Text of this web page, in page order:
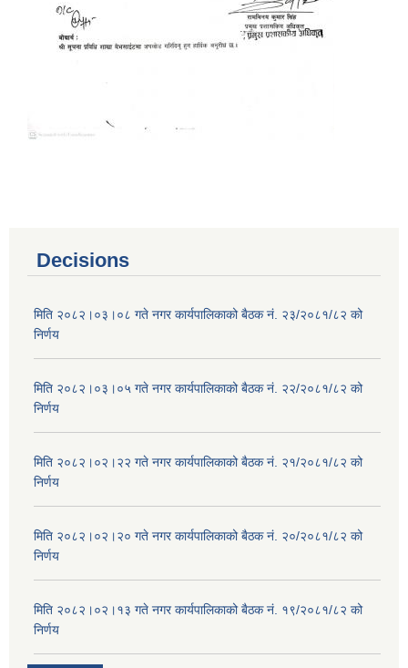
Decisions
मिति २०८२।०३।०८ गते नगर कार्यपालिकाको बैठक नं. २३/२०८१/८२ को
निर्णय
मिति २०८२।०३।०५ गते नगर कार्यपालिकाको बैठक नं. २२/२०८१/८२ को
निर्णय
मिति २०८२।०२।२२ गते नगर कार्यपालिकाको बैठक नं. २१/२०८१/८२ को
निर्णय
मिति २०८२।०२।२० गते नगर कार्यपालिकाको बैठक नं. २०/२०८१/८२ को
निर्णय
मिति २०८२।०२।१३ गते नगर कार्यपालिकाको बैठक नं. १९/२०८१/८२ को
निर्णय